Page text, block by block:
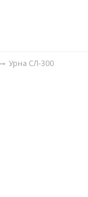
Урна СЛ-300